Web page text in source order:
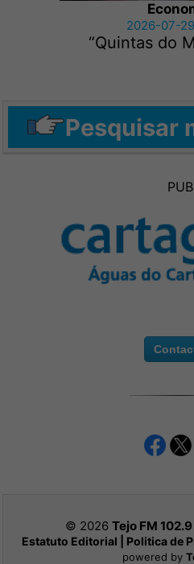
2026-07-
“Quintas do
Pesquisar
PUB
© 2026 Tejo FM
Estatuto Editorial Politica de
powered by